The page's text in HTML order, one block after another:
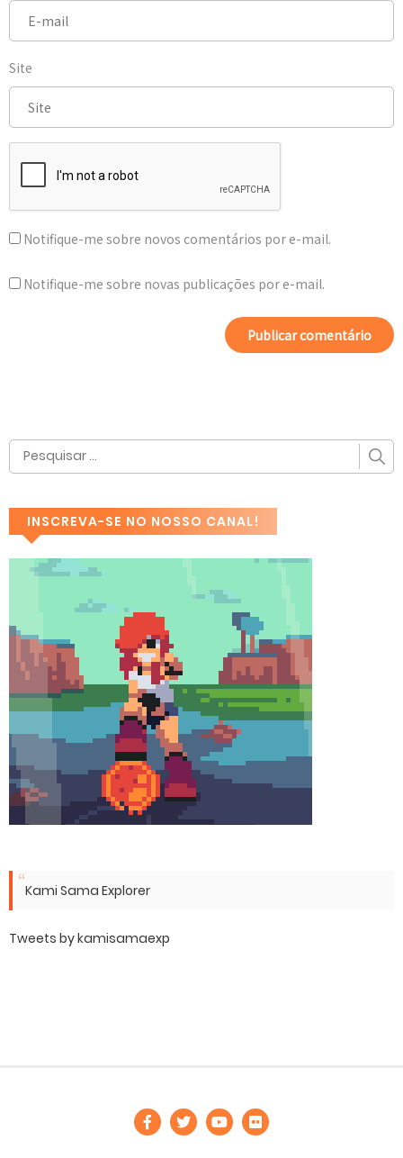
Site
Notifique-me sobre novos comentários por e-mail.
Notifique-me sobre novas publicações por e-mail.
INSCREVA-SE NO NOSSO CANAL!
Kami Sama Explorer
Tweets by kamisamaexp